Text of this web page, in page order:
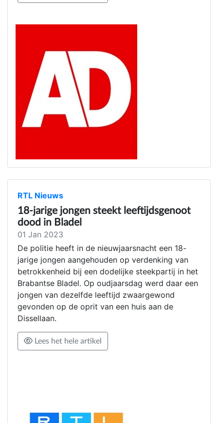
RTL Nieuws
18-jarige jongen steekt leeftijdsgenoot
dood in Bladel
01 Jan 2023
De politie heeft in de nieuwjaarsnacht een 18-
jarige jongen aangehouden op verdenking van
betrokkenheid bij een dodelijke steekpartij in het
Brabantse Bladel. Op oudjaarsdag werd daar een
jongen van dezelfde leeftijd zwaargewond
gevonden op de oprit van een huis aan de
Dissellaan.
Lees het hele artikel